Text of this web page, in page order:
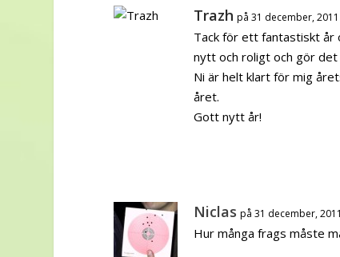
Trazh på 31 december,
Tack för ett fantastiskt år
nytt och roligt och gör
Ni är helt klart för mig
året.
Gott nytt år!
Niclas på 31 december,
Hur många frags måste